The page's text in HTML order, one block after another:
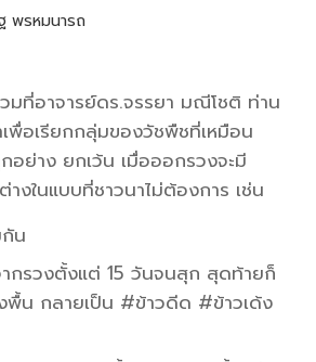
พรหมนารถ
มที่อาจารย์ดร.จรรยา มณีโชติ ท่าน
อเรียกกลุ่มของวัชพืชที่เหมือน
อย่าง ยกเว้น เมื่อออกรวงจะมี
งในแบบที่ชาวนาไม่ต้องการ เช่น
น
ากรวงตั้งแต่ 15 วันจนสุก สุดท้ายก็
พื้น กลายเป็น #ข้าวดีด #ข้าวเด้ง